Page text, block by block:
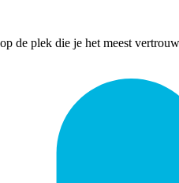
de plek die je het meest